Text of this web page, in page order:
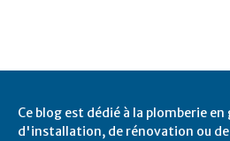
Ce blog est dédié à la plomberie
d'installation, de rénovation ou de